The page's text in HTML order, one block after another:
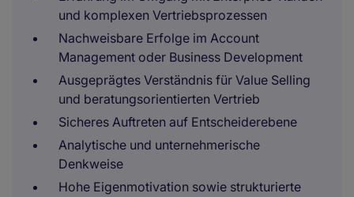
und komplexen Vertriebsprozessen
Nachweisbare Erfolge im Account
Management oder Business Development
Ausgeprägtes Verständnis für Value Selling
und beratungsorientierten Vertrieb
Sicheres Auftreten auf Entscheiderebene
Analytische und unternehmerische
Denkweise
Hohe Eigenmotivation sowie strukturierte